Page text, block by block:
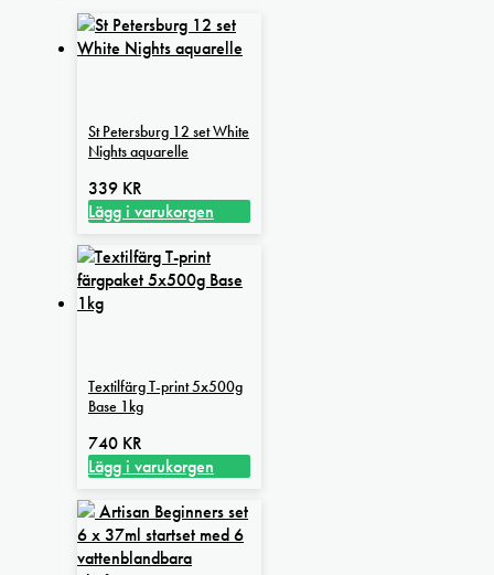
St Petersburg 12 set White
Nights aquarelle
339 KR
Lägg i varukorgen
Textilfärg T-print 5x500g
Base 1kg
740 KR
Lägg i varukorgen